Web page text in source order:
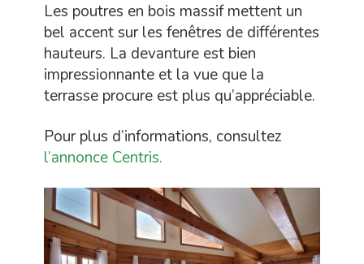
Les poutres en bois massif mettent un
bel accent sur les fenêtres de différentes
hauteurs. La devanture est bien
impressionnante et la vue que la
terrasse procure est plus qu’appréciable.
Pour plus d’informations, consultez
l’annonce Centris.